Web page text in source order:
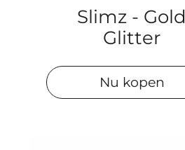
Slimz - Gold
Glitter
Nu kopen